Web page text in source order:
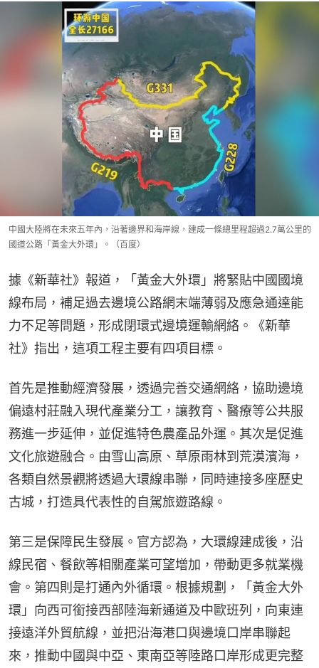
中國大陸將在未來五年內，沿著邊界和海岸線，建成一條總里程超過2.7萬公里的
國道公路「黃金大外環」。（百度）
據《新華社》報道，「黃金大外環」將緊貼中國國境
線布局，補足過去邊境公路網末端薄弱及應急通達能
力不足等問題，形成閉環式邊境運輸網絡。《新華
社》指出，這項工程主要有四項目標。
首先是推動經濟發展，透過完善交通網絡，協助邊境
偏遠村莊融入現代產業分工，讓教育、醫療等公共服
務進一步延伸，並促進特色農產品外運。其次是促進
文化旅遊融合。由雪山高原、草原雨林到荒漠濱海，
各類自然景觀將透過大環線串聯，同時連接多座歷史
古城，打造具代表性的自駕旅遊路線。
第三是保障民生發展。官方認為，大環線建成後，沿
線民宿、餐飲等相關產業可望增加，帶動更多就業機
會。第四則是打通內外循環。根據規劃，「黃金大外
環」向西可銜接西部陸海新通道及中歐班列，向東連
接遠洋外貿航線，並把沿海港口與邊境口岸串聯起
來，推動中國與中亞、東南亞等陸路口岸形成更完整